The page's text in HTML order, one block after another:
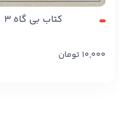
کتاب بی گاه 3
10,000 تومان